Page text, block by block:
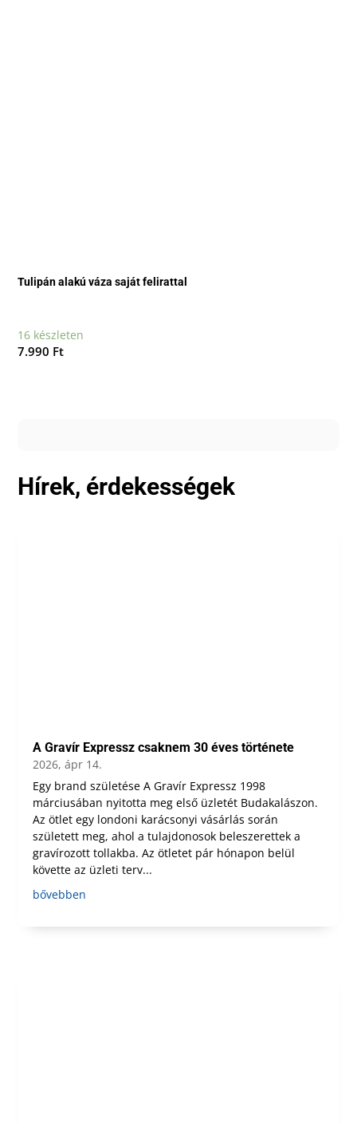
Tulipán alakú váza saját felirattal
16 készleten
7.990 Ft
Hírek, érdekességek
A Gravír Expressz csaknem 30 éves története
2026, ápr 14.
Egy brand születése A Gravír Expressz 1998
márciusában nyitotta meg első üzletét Budakalászon.
Az ötlet egy londoni karácsonyi vásárlás során
született meg, ahol a tulajdonosok beleszerettek a
gravírozott tollakba. Az ötletet pár hónapon belül
követte az üzleti terv...
bővebben